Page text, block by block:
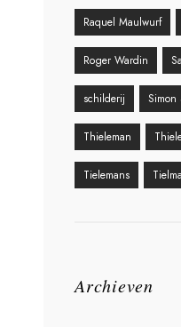
Raquel Maulwurf
Roger Wardin
schilderij Simon
Thieleman
Tielemans
Archieven